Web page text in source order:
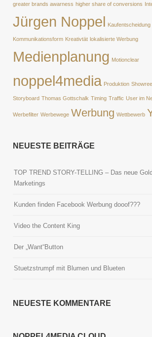
greater brands awarness higher share of conversions
Jürgen Noppel Kaufentscheidung
Kommunikationsform Kreativtät lokalisierte Werbung
Medienplanung Motionclear
noppel4media Produktion
Storyboard Thomas Gottschalk Timing Traffic User im
Werbefilter Werbewege Werbung Wettbewerb
NEUESTE BEITRÄGE
TOP TREND STORY-TELLING – Das neue
Marketings
Kunden finden Facebook Werbung dooof???
Video the Content King
Der „Want“Button
Stuetzstrumpf mit Blumen und Blueten
NEUESTE KOMMENTARE